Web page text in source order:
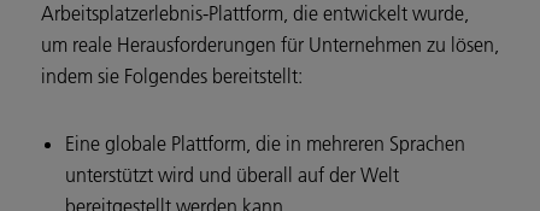
Arbeitsplatzerlebnis-Plattform, die entwickelt wurde,
um reale Herausforderungen für Unternehmen zu lösen,
indem sie Folgendes bereitstellt:
Eine globale Plattform, die in mehreren Sprachen
unterstützt wird und überall auf der Welt